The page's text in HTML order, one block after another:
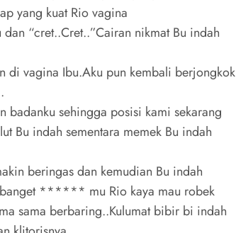
yang kuat Rio vagina
“cret..Cret..”Cairan nikmat Bu indah
di vagina Ibu.Aku pun kembali berjongkok
badanku sehingga posisi kami sekarang
Bu indah sementara memek Bu indah
beringas dan kemudian Bu indah
****** mu Rio kaya mau robek
sama berbaring..Kulumat bibir bi indah